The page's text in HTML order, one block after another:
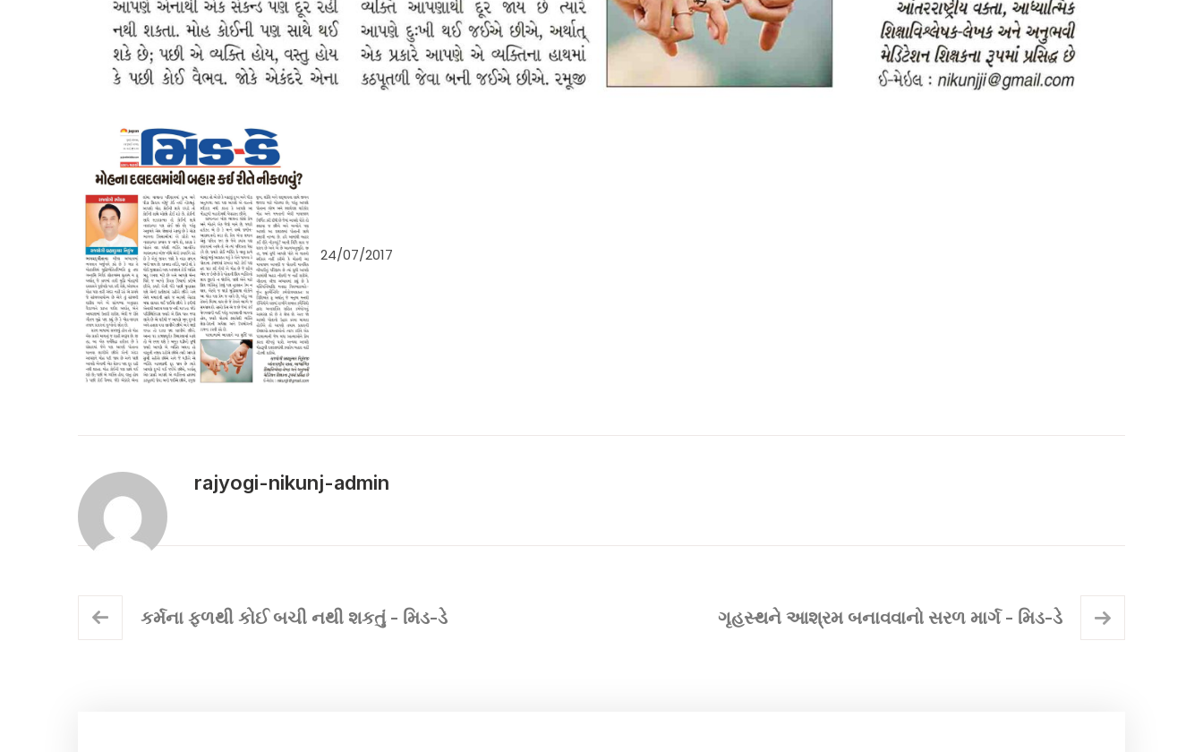
24/07/2017
rajyogi-nikunj-admin
કર્મના ફળથી કોઈ બચી નથી શકતું - મિડ-ડે ગૃહસ્થને આશ્રમ બનાવવાનો સરળ માર્ગ - મિડ-ડે